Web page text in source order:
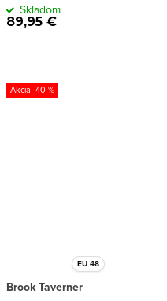
89,95 €
Skladom
-40 %
EU 48
Brook Taverner